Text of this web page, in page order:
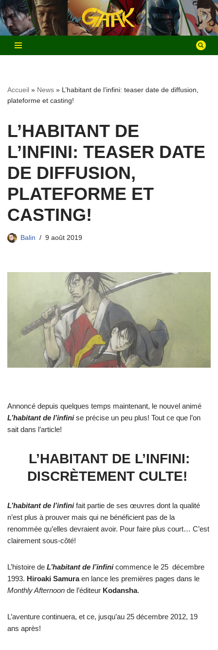
Aller
au
contenu
Accueil » News » L’habitant de l’infini: teaser date de diffusion,
plateforme et casting!
L’HABITANT DE
L’INFINI: TEASER DATE
DE DIFFUSION,
PLATEFORME ET
CASTING!
Balin 9 août 2019
Annoncé depuis quelques temps maintenant, le nouvel animé
L’habitant de l’infinise précise un peu plus! Tout ce que l’on
sait dans l’article!
L’HABITANT DE L’INFINI:
DISCRÈTEMENT CULTE!
L’habitant de l’infinifait partie de ses œuvres dont la qualité
n’est plus à prouver mais qui ne bénéficient pas de la
renommée qu’elles devraient avoir. Pour faire plus court… C’est
clairement sous-côté!
L’histoire de L’habitant de l’infinicommence le 25 décembre
1993. Hiroaki Samuraen lance les premières pages dans le
Monthly Afternoon de l’éditeur Kodansha.
L’aventure continuera, et ce, jusqu’au 25 décembre 2012, 19
ans après!